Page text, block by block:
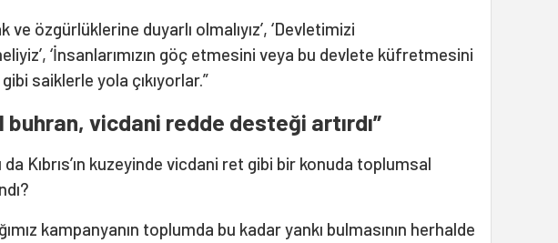
ve özgürlüklerine duyarlı olmalıyız’, ‘Devletimizi
‘İnsanlarımızın göç etmesini veya bu devlete küfretmesini
saiklerle yola çıkıyorlar.”
buhran, vicdani redde desteği artırdı”
da Kıbrıs’ın kuzeyinde vicdani ret gibi bir konuda toplumsal
kampanyanın toplumda bu kadar yankı bulmasının herhalde